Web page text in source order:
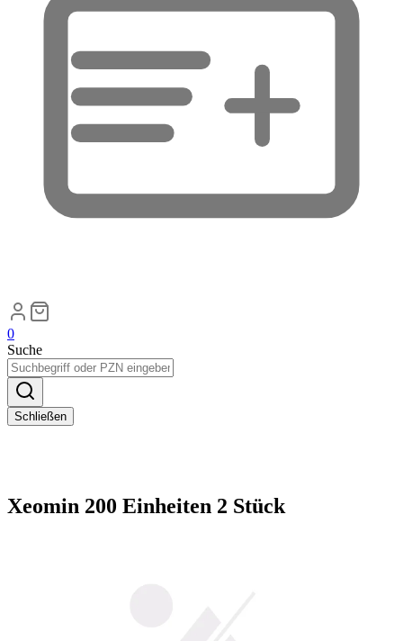
0
Suche
Schließen
Xeomin 200 Einheiten 2 Stück